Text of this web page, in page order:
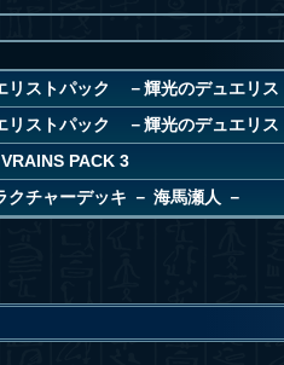
リストパック －輝光のデュエリス
リストパック －輝光のデュエリス
PACK 3
クチャーデッキ － 海馬瀬人 －